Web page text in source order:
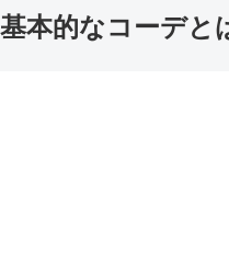
本的なコーデと